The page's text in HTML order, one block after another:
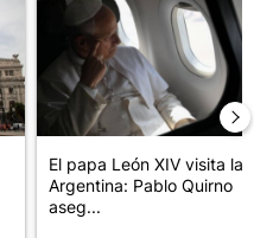
El papa León XIV visita la
Argentina: Pablo Quirno
aseg...